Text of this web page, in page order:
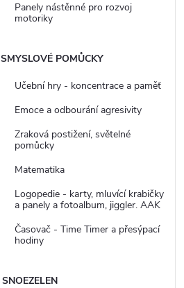
Panely nástěnné pro rozvoj
motoriky
SMYSLOVÉ POMŮCKY
Učební hry - koncentrace a paměť
Emoce a odbourání agresivity
Zraková postižení, světelné
pomůcky
Matematika
Logopedie - karty, mluvící krabičky
a panely a fotoalbum, jiggler. AAK
Časovač - Time Timer a přesýpací
hodiny
SNOEZELEN